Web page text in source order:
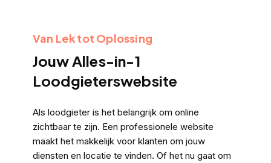
Van Lek tot Oplossing
Jouw Alles-in-1
Loodgieterswebsite
Als loodgieter is het belangrijk om online
zichtbaar te zijn. Een professionele website
maakt het makkelijk voor klanten om jouw
diensten en locatie te vinden. Of het nu gaat om